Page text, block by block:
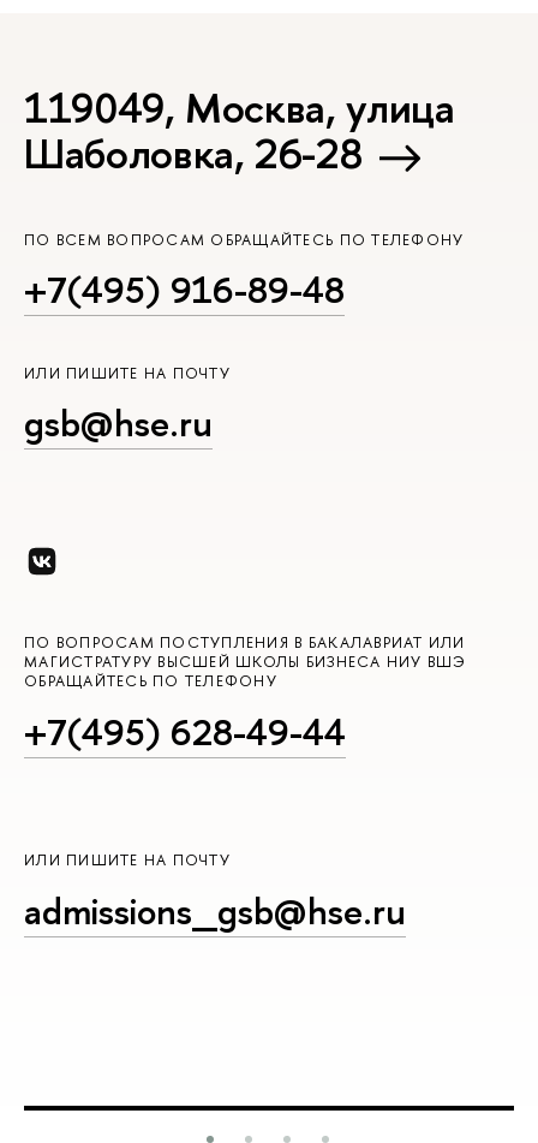
119049, Москва, улица
Шаболовка, 26-28
ПО ВСЕМ ВОПРОСАМ ОБРАЩАЙТЕСЬ ПО ТЕЛЕФОНУ
+7(495) 916-89-48
ИЛИ ПИШИТЕ НА ПОЧТУ
gsb@hse.ru
ПО ВОПРОСАМ ПОСТУПЛЕНИЯ В БАКАЛАВРИАТ ИЛИ
МАГИСТРАТУРУ ВЫСШЕЙ ШКОЛЫ БИЗНЕСА НИУ ВШЭ
ОБРАЩАЙТЕСЬ ПО ТЕЛЕФОНУ
+7(495) 628-49-44
ИЛИ ПИШИТЕ НА ПОЧТУ
admissions_gsb@hse.ru